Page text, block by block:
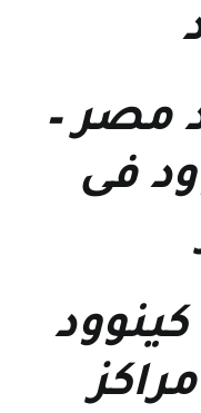
مصر–
فى
مراكز